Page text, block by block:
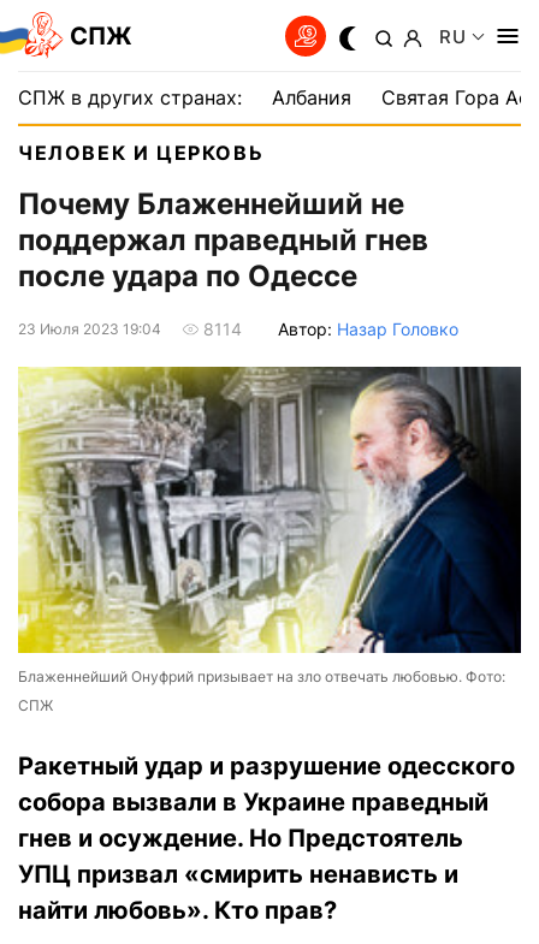
СПЖ RU
СПЖ в других странах: Албания Святая Гора
ЧЕЛОВЕК И ЦЕРКОВЬ
Почему Блаженнейший не
поддержал праведный гнев
после удара по Одессе
23 Июля 2023 19:04 8114 Автор: Назар Головко
Блаженнейший Онуфрий призывает на зло отвечать любовью. Фото:
СПЖ
Ракетный удар и разрушение одесского
собора вызвали в Украине праведный
гнев и осуждение. Но Предстоятель
УПЦ призвал «смирить ненависть и
найти любовь». Кто прав?